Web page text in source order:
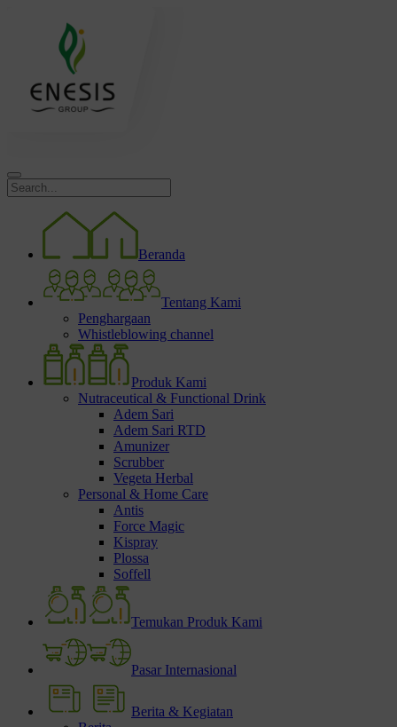
Beranda
Tentang Kami
Penghargaan
Whistleblowing channel
Produk Kami
Nutraceutical & Functional Drink
Adem Sari
Adem Sari RTD
Amunizer
Scrubber
Vegeta Herbal
Personal & Home Care
Antis
Force Magic
Kispray
Plossa
Soffell
Temukan Produk Kami
Pasar Internasional
Berita & Kegiatan